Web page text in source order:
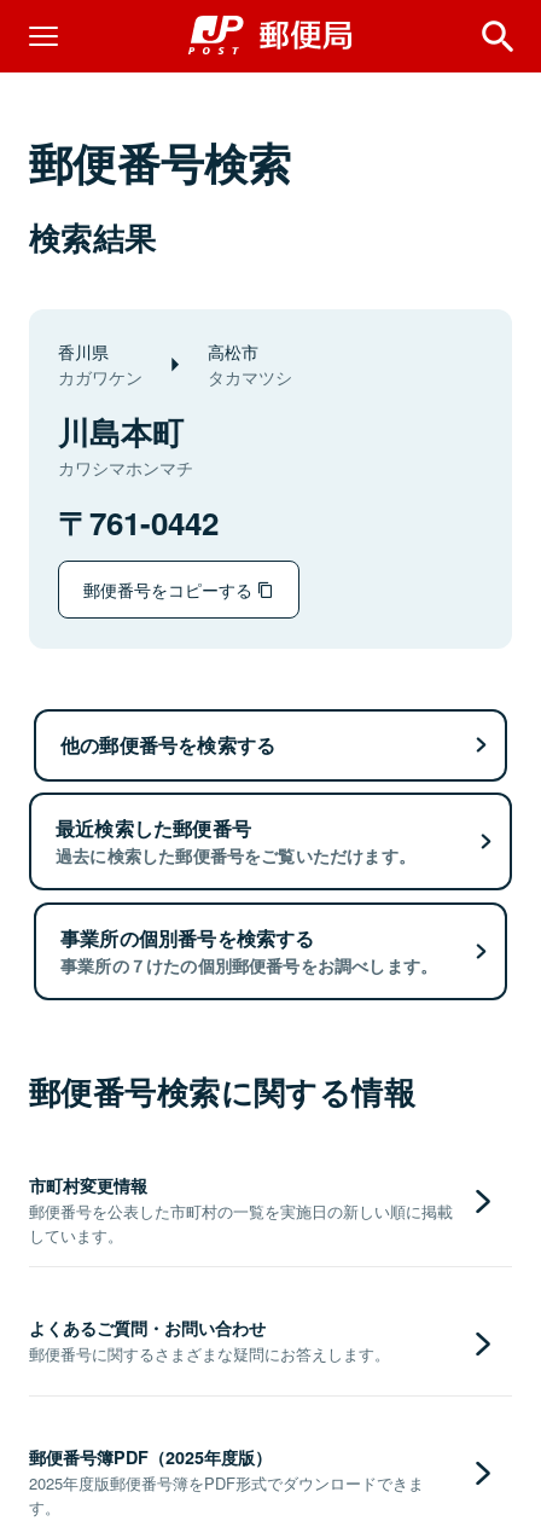
郵便番号検索
検索結果
香川県
カガワケン
高松市
タカマツシ
川島本町
カワシマホンマチ
761-0442
郵便番号をコピーする
他の郵便番号を検索する
最近検索した郵便番号
過去に検索した郵便番号をご覧いただけます。
事業所の個別番号を検索する
事業所の７けたの個別郵便番号をお調べします。
郵便番号検索に関する情報
市町村変更情報
郵便番号を公表した市町村の一覧を実施日の新しい順に掲載
しています。
よくあるご質問・お問い合わせ
郵便番号に関するさまざまな疑問にお答えします。
郵便番号簿PDF（2025年度版）
2025年度版郵便番号簿をPDF形式でダウンロードできま
す。